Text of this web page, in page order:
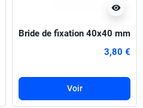
visibility
Bride de fixation 40x40 mm
3,80 €
Voir